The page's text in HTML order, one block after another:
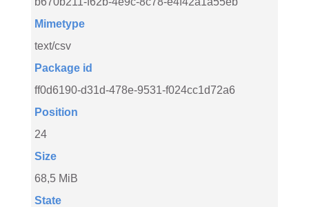
Mimetype
text/csv
Package id
ff0d6190-d31d-478e-9531-f024cc1d72a6
Position
24
Size
68,5 MiB
State